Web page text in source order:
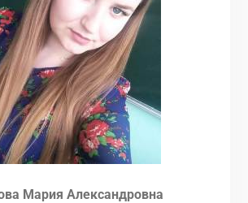
Мария Александровна